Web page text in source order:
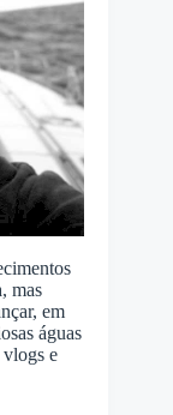
mas
em
águas
e